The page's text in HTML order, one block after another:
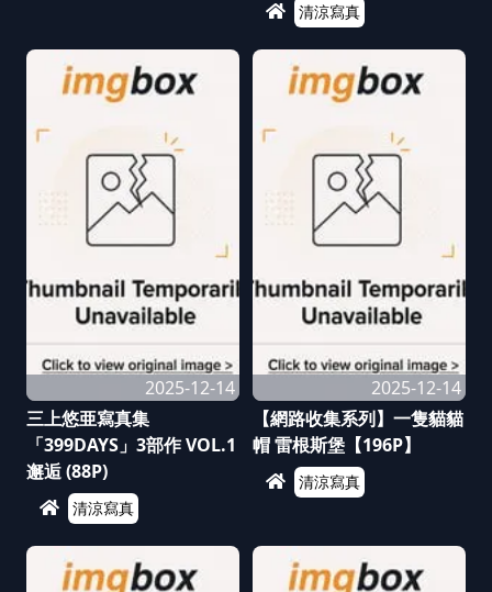
清涼寫真
2025-12-14
三上悠亜寫真集
「399DAYS」3部作 VOL.1
邂逅 (88P)
清涼寫真
2025-12-14
【網路收集系列】一隻貓貓
帽 雷根斯堡【196P】
清涼寫真